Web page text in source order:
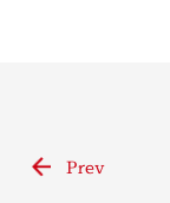
Prev